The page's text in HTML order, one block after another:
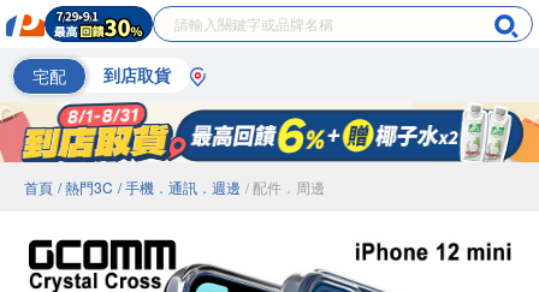
宅配 到店取貨
首頁 / 熱門3C / 手機．通訊．週邊 / 配件．周邊